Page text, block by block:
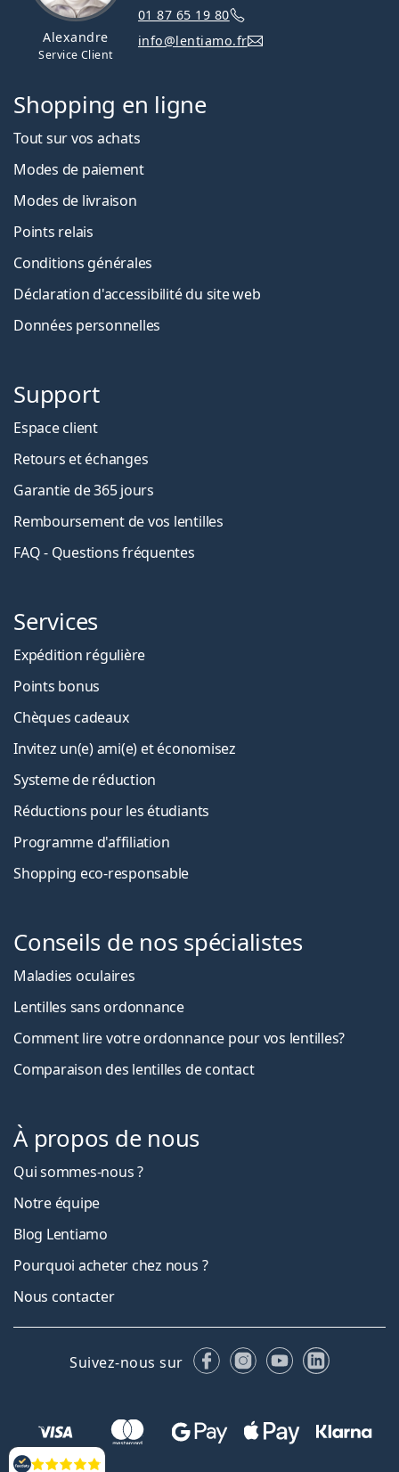
Alexandre
Service Client
01 87 65 19 80
info@lentiamo.fr
Shopping en ligne
Tout sur vos achats
Modes de paiement
Modes de livraison
Points relais
Conditions générales
Déclaration d'accessibilité du site web
Données personnelles
Support
Espace client
Retours et échanges
Garantie de 365 jours
Remboursement de vos lentilles
FAQ - Questions fréquentes
Services
Expédition régulière
Points bonus
Chèques cadeaux
Invitez un(e) ami(e) et économisez
Systeme de réduction
Réductions pour les étudiants
Programme d'affiliation
Shopping eco-responsable
Conseils de nos spécialistes
Maladies oculaires
Lentilles sans ordonnance
Comment lire votre ordonnance pour vos lentilles?
Comparaison des lentilles de contact
À propos de nous
Qui sommes-nous ?
Notre équipe
Blog Lentiamo
Pourquoi acheter chez nous ?
Nous contacter
Suivez-nous sur FacebookInstagram
YouTubeLinkedIn